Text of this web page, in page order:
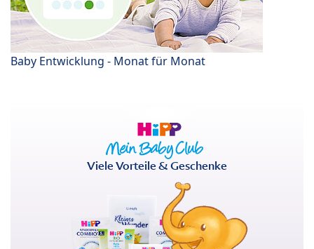
Baby Entwicklung - Monat für Monat
Viele Vorteile & Geschenke